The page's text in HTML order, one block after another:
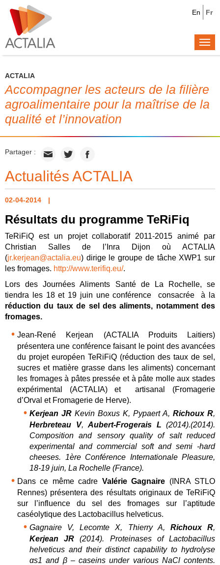
Fr
En
ACTALIA
Accompagner les acteurs de la filière
agroalimentaire pour la maîtrise de la
qualité et l’innovation
Partager :
Actualités ACTALIA
02-04-2014
Résultats du programme TeRiFiq
TeRiFiQ est un projet collaboratif 2011-2015 animé par
Christian Salles de l’Inra Dijon où ACTALIA
(jr.kerjean@actalia.eu) dirige le groupe de tâche XWP1 sur
les fromages. http://www.terifiq.eu/.
Lors des Journées Aliments Santé de La Rochelle, se
tiendra les 18 et 19 juin une conférence consacrée à la
réduction du taux de sel des aliments, notamment des
fromages.
Jean-René Kerjean (ACTALIA Produits Laitiers)
présentera une conférence faisant le point des avancées
du projet européen TeRiFiQ (réduction des taux de sel,
sucres et matière grasse dans les aliments) concernant
les fromages à pâtes pressée et à pâte molle aux stades
expérimental (ACTALIA) et artisanal (Fromagerie
d’Orval et Fromagerie de Herve).
Kerjean JR Kevin Boxus K, Pypaert A, Richoux R,
Herbreteau V, Aubert-Frogerais L (2014).(2014).
Composition and sensory quality of salt reduced
experimental and commercial soft and semi -hard
cheeses. 1ère Conférence Internationale Pleasure,
18-19 juin, La Rochelle (France).
Dans ce même cadre Valérie Gagnaire (INRA STLO
Rennes) présentera des résultats originaux de TeRiFiQ
sur l’influence du sel des fromages sur l’aptitude
caséolytique des Lactobacillus helveticus.
Gagnaire V, Lecomte X, Thierry A, Richoux R,
Kerjean JR (2014). Proteinases of Lactobacillus
helveticus and their distinct capability to hydrolyse
αs1 and β – caseins under various NaCl contents.